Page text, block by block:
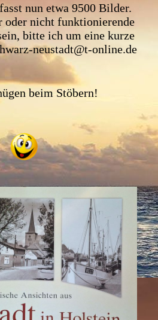
nun etwa 9500 Bilder.
oder nicht funktionierende
bitte ich um eine kurze
neustadt@t-online.de
beim Stöbern!